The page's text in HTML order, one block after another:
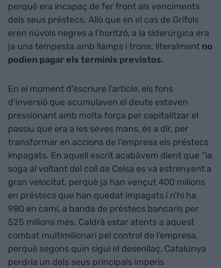
perquè era incapaç de fer front als venciments
dels seus préstecs. Allò que en el cas de Grífols
eren núvols negres a l’horitzó, a la siderúrgica era
ja una tempesta amb llamps i trons: literalment no
podien pagar els terminis previstos.
En el moment d’escriure l’article, els fons
d’inversió que acumulaven el deute estaven
pressionant amb molta força per capitalitzar el
passiu que era a les seves mans, és a dir, per
transformar en accions de l’empresa els préstecs
impagats. En aquell escrit acabàvem dient que “la
soga al voltant del coll de Celsa es va estrenyent a
gran velocitat, perquè ja han vençut 400 milions
en préstecs que han quedat impagats i n’hi ha
980 en camí, a banda de préstecs bancaris per
525 milions més. Caldrà estar atents a aquest
combat multimilionari pel control de l’empresa,
perquè segons quin sigui el desenllaç, Catalunya
perdria un dels seus principals imperis